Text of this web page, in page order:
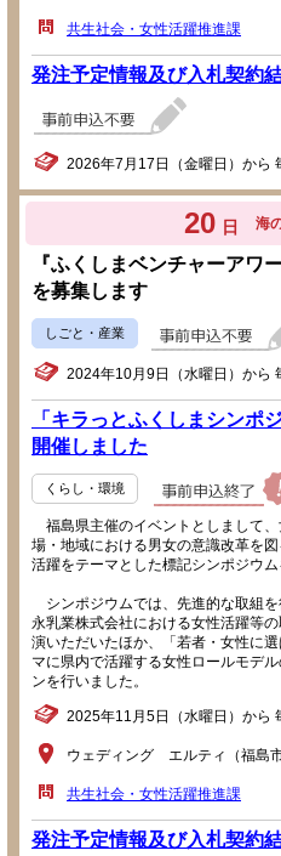
共生社会・女性活躍推進課
発注予定情報及び入札契約
2026年7月17日（金曜日）から
20 日 海
『ふくしまベンチャーアワ
を募集します
しごと・産業
2024年10月9日（水曜日）から
「キラっとふくしまシンポ
開催しました
くらし・環境
福島県主催のイベントとしまして
場・地域における男女の意識改革を
活躍をテーマとした標記シンポジウム
シンポジウムでは、先進的な取組
永乳業株式会社における女性活躍等
演いただいたほか、「若者・女性に
マに県内で活躍する女性ロールモデ
ンを行いました。
2025年11月5日（水曜日）から
ウェディング エルティ（福島
共生社会・女性活躍推進課
発注予定情報及び入札契約